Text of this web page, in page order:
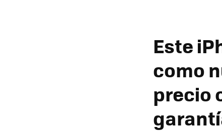
Este
como
precio